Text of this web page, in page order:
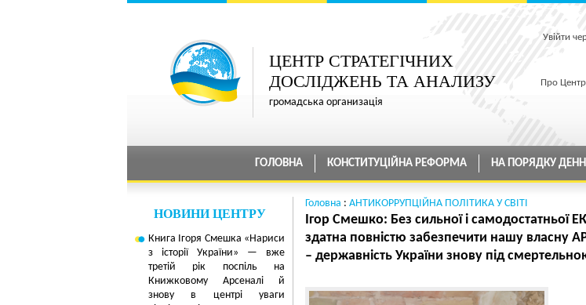
ЦЕНТР СТРАТЕГІЧНИХ
ДОСЛІДЖЕНЬ ТА АНАЛИЗУ
громадська организація
Увійти
Про Центр
ГОЛОВНА КОНСТИТУЦІЙНА РЕФОРМА НА ПОРЯДКУ
НОВИНИ ЦЕНТРУ
Книга Ігоря Смешка «Нариси
з історії України» — вже
третій рік поспіль на
Книжковому Арсеналі й
знову в центрі уваги
Головна : АНТИКОРРУПЦІЙНА ПОЛІТИКА У СВІТІ
Ігор Смешко: Без сильної і самодостатньої
здатна повністю забезпечити нашу
– державність України знову під